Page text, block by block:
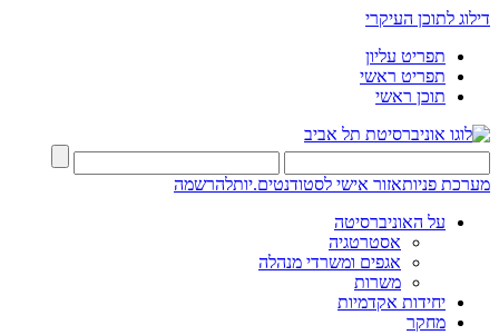
דילוג לתוכן העיקרי
תפריט עליון
תפריט ראשי
תוכן ראשי
מערכת פניותאזור אישי לסטודנטים.יותלהרשמה
על האוניברסיטה
אסטרטגיה
אגפים ומשרדי מנהלה
משרות
יחידות אקדמיות
מחקר